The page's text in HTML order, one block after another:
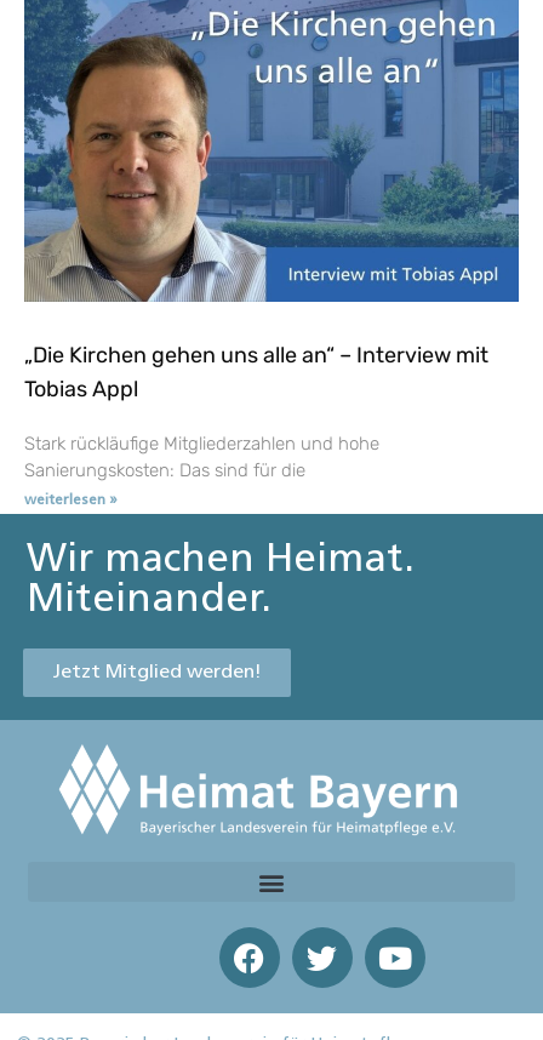
„Die Kirchen gehen uns alle an“ – Interview mit
Tobias Appl
Stark rückläufige Mitgliederzahlen und hohe
Sanierungskosten: Das sind für die
weiterlesen »
Wir machen Heimat.
Miteinander.
Jetzt Mitglied werden!